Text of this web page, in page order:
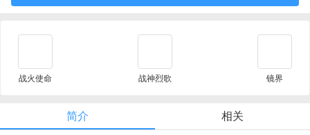
战火使命 战神烈歌 镜界
简介 相关